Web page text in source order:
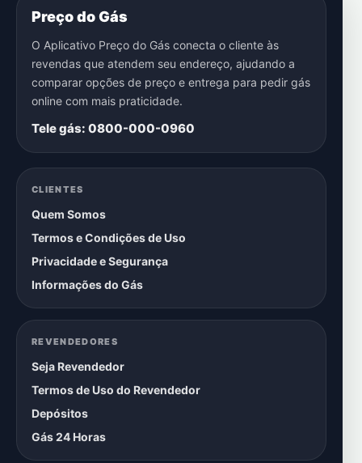
Preço do Gás
O Aplicativo Preço do Gás conecta o cliente às
revendas que atendem seu endereço, ajudando a
comparar opções de preço e entrega para pedir gás
online com mais praticidade.
Tele gás: 0800-000-0960
CLIENTES
Quem Somos
Termos e Condições de Uso
Privacidade e Segurança
Informações do Gás
REVENDEDORES
Seja Revendedor
Termos de Uso do Revendedor
Depósitos
Gás 24 Horas